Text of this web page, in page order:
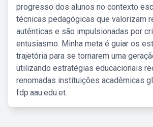
progresso dos alunos no contexto
técnicas pedagógicas que valorizam
autênticas e são impulsionadas por
entusiasmo. Minha meta é guiar os
trajetória para se tornarem uma
utilizando estratégias educacionais
renomadas instituições acadêmicas
fdp.aau.edu.et.